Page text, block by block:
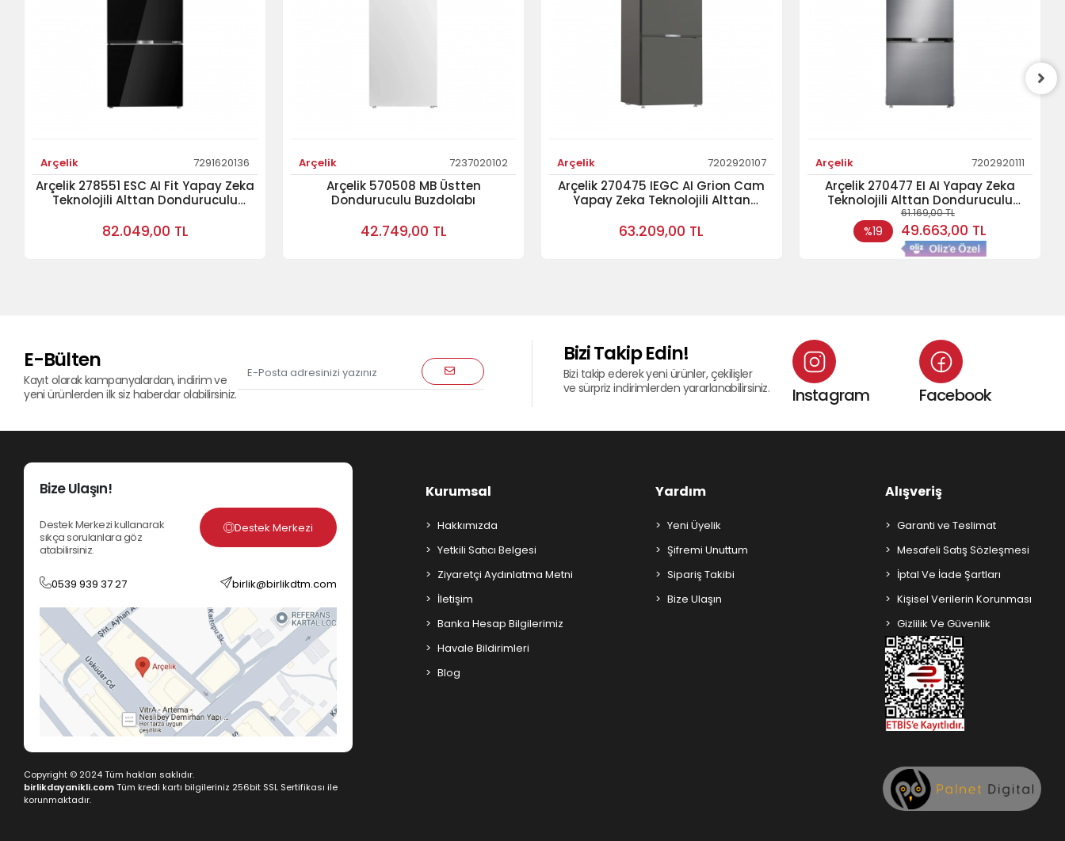
Arçelik 7291620136
Arçelik 278551 ESC AI Fit Yapay Zeka
Teknolojili Alttan Donduruculu
82.049,00 TL
Arçelik 7237020102
Arçelik 570508 MB Üstten
Donduruculu Buzdolabı
42.749,00 TL
Arçelik 7202920107
Arçelik 270475 IEGC AI Grion Cam
Yapay Zeka Teknolojili Alttan
63.209,00 TL
Arçelik 7202920111
Arçelik 270477 EI AI Yapay Zeka
Teknolojili Alttan Donduruculu
Buzdolabı
%19
61.169,00 TL
49.663,00 TL
E-Bülten
Kayıt olarak kampanyalardan, indirim ve
yeni ürünlerden ilk siz haberdar olabilirsiniz.
Bizi Takip Edin!
Bizi takip ederek yeni ürünler, çekilişler
ve sürpriz indirimlerden yararlanabilirsiniz.
Instagram Facebook
Bize Ulaşın!
Destek Merkezi kullanarak
sıkça sorulanlara göz
atabilirsiniz.
Destek Merkezi
0539 939 37 27 birlik@birlikdtm.com
Copyright © 2024 Tüm hakları saklıdır.
birlikdayanikli.comTüm kredi kartı bilgileriniz 256bit SSL Sertifikası ile
korunmaktadır.
Kurumsal
Hakkımızda
Yetkili Satıcı Belgesi
Ziyaretçi Aydınlatma Metni
İletişim
Banka Hesap Bilgilerimiz
Havale Bildirimleri
Blog
Yardım
Yeni Üyelik
Şifremi Unuttum
Sipariş Takibi
Bize Ulaşın
Alışveriş
Garanti ve Teslimat
Mesafeli Satış Sözleşmesi
İptal Ve İade Şartları
Kişisel Verilerin Korunması
Gizlilik Ve Güvenlik